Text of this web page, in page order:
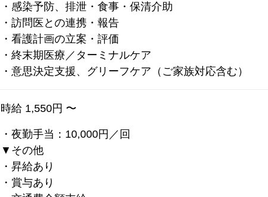
・感染予防、排泄・食事・保清介助
・訪問医との連携・報告
・看護計画の立案・評価
・終末期医療／ターミナルケア
・意思決定支援、グリーフケア（ご家族対応含む）
時給 1,550円 〜
・夜勤手当：10,000円／回
▼その他
・昇給あり
・賞与あり